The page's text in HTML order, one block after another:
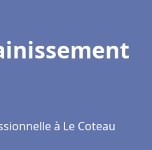
à Le Coteau